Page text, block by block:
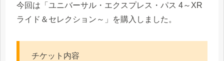
今回は「ユニバーサル・エクスプレス・パス 4～XR
ライド＆セレクション～」を購入しました。
チケット内容